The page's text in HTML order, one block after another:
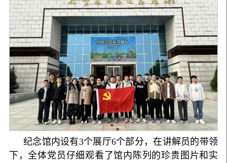
纪念馆内设有3个展厅6个部分，在讲解员的带领
下，全体党员仔细观看了馆内陈列的珍贵图片和实